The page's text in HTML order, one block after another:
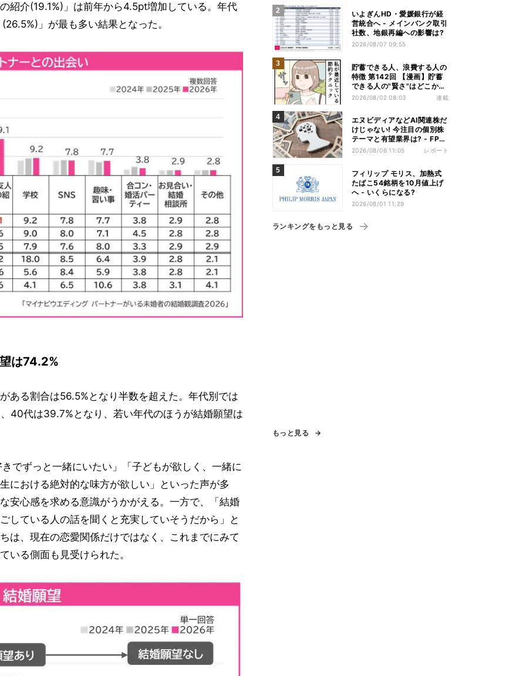
紹介(19.1%)」は前年から4.5pt増加している。年代
」が最も多い結果となった。
は74.2%
ある割合は56.5%となり半数を超えた。年代別では
40代は39.7%となり、若い年代のほうが結婚願望は
でずっと一緒にいたい」「子どもが欲しく、一緒に
における絶対的な味方が欲しい」といった声が多
安心感を求める意識がうかがえる。一方で、「結婚
している人の話を聞くと充実していそうだから」と
は、現在の恋愛関係だけではなく、これまでにみて
いる側面も見受けられた。
いよぎんHD・愛媛銀行が経
営統合へ - メインバンク取引
社数、地銀再編への影響は?
2026/08/07 09:55
貯蓄できる人、浪費する人の
特徴 第142回 【漫画】貯蓄
できる人の"賢さ"はどこか
ら? スーパーでの意外な習慣
2026/08/02 08:03 連載
エヌビディアなどAI関連株だ
けじゃない! 今注目の個別株
テーマと有望業界は? - FP解
説
2026/08/06 11:05 レポート
フィリップ モリス、加熱式
たばこ54銘柄を10月値上げ
へ - いくらになる?
2026/08/01 11:29
ランキングをもっと見る
もっと見る